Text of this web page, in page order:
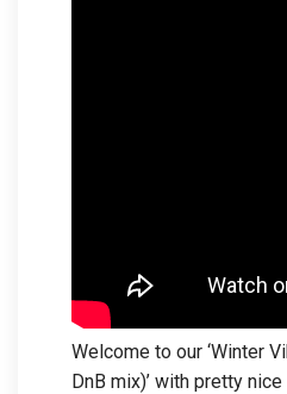
Welcome to our ‘Winter
DnB mix)’ with pretty